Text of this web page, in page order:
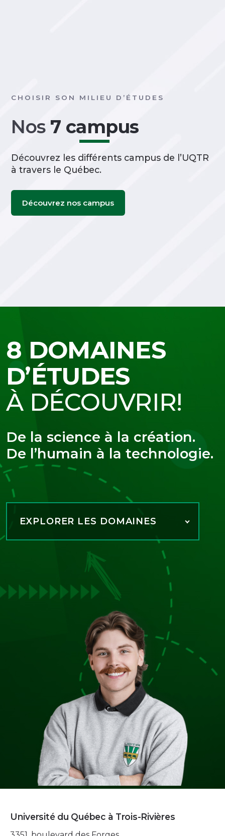
CHOISIR SON MILIEU D’ÉTUDES
Nos 7 campus
Découvrez les différents campus de l’UQTR
à travers le Québec.
Découvrez nos campus
8 DOMAINES
D’ÉTUDES
À DÉCOUVRIR!
De la science à la création.
De l’humain à la technologie.
EXPLORER LES DOMAINES
Université du Québec à Trois-Rivières